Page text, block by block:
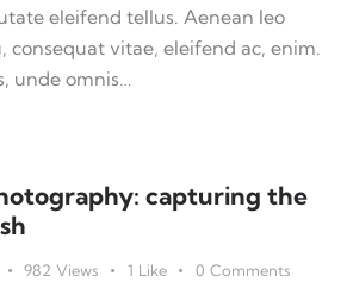
eleifend tellus. Aenean leo
consequat vitae, eleifend ac, enim.
unde omnis…
capturing the
982 Views 1 Like 0 Comments